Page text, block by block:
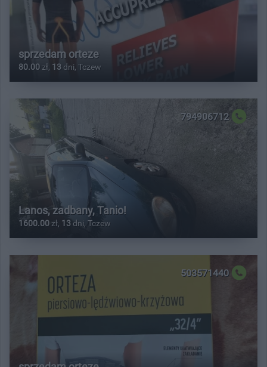
sprzedam orteze
80.00 zł, 13 dni, Tczew
794906712
Lanos, zadbany, Tanio!
1600.00zł, 13 dni, Tczew
503571440